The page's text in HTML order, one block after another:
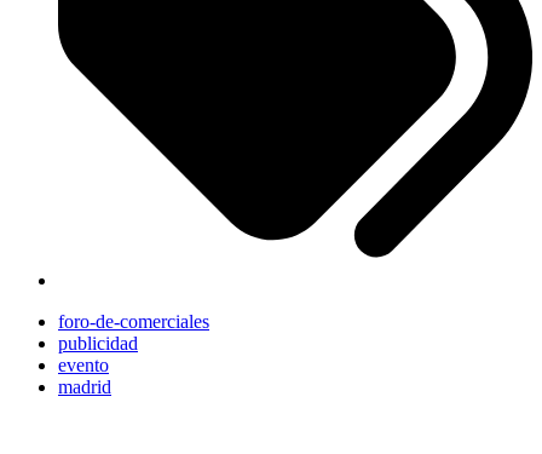
foro-de-comerciales
publicidad
evento
madrid